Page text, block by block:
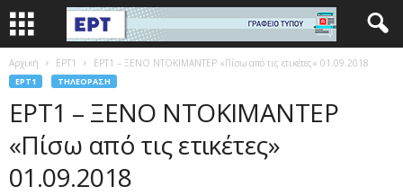
Αρχική EΡΤ1 ΕΡΤ1 – ΞΕΝΟ ΝΤΟΚΙΜΑΝΤΕΡ «Πίσω από τις ετικέτες» 01.09.2018
EΡΤ1 ΤΗΛΕΌΡΑΣΗ
ΕΡΤ1 – ΞΕΝΟ ΝΤΟΚΙΜΑΝΤΕΡ
«Πίσω από τις ετικέτες»
01.09.2018